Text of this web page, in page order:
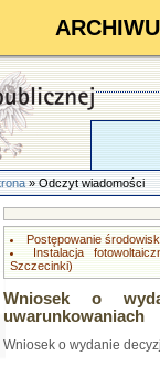
» Odczyt wiadomości
Postępowanie
Instalacja
Szczecinki)
Wniosek o
uwarunkowaniach
Wniosek o wydanie